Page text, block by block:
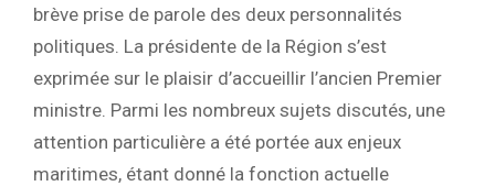
brève prise de parole des deux personnalités
politiques. La présidente de la Région s’est
exprimée sur le plaisir d’accueillir l’ancien Premier
ministre. Parmi les nombreux sujets discutés, une
attention particulière a été portée aux enjeux
maritimes, étant donné la fonction actuelle